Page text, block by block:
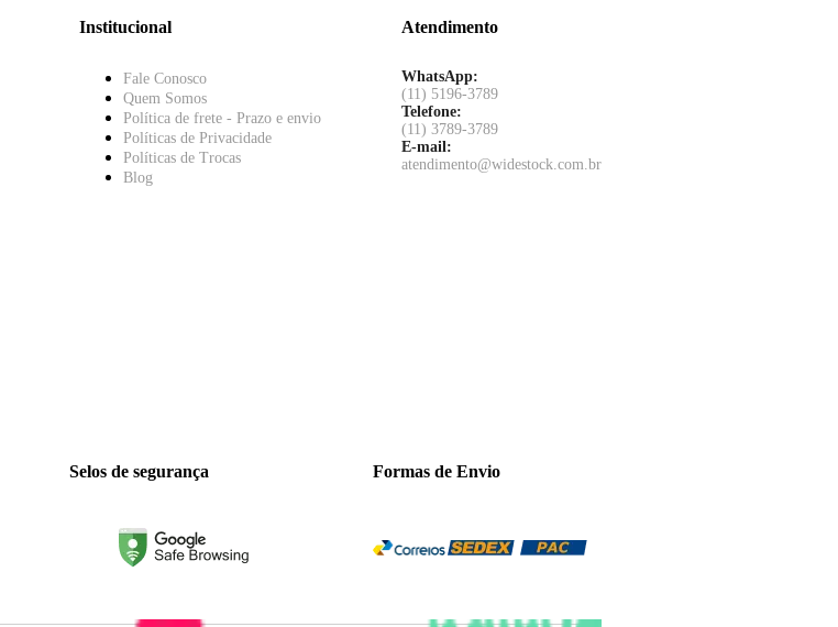
Institucional
Fale Conosco
Quem Somos
Política de frete - Prazo e envio
Políticas de Privacidade
Políticas de Trocas
Blog
Atendimento
WhatsApp:
(11) 5196-3789
Telefone:
(11) 3789-3789
E-mail:
atendimento@widestock.com.br
Selos de segurança Formas de Envio